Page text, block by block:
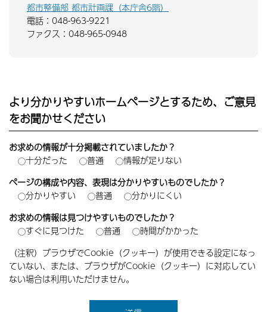
都市整備部 都市計画課（本庁舎6階）
電話：048-963-9221
ファクス：048-965-0948
より分かりやすいホームページとするため、ご意見
をお聞かせください
お求めの情報が十分掲載されていましたか？
十分だった
普通
情報が足りない
ページの構成や内容、表現は分かりやすいものでしたか？
分かりやすい
普通
分かりにくい
お求めの情報は見つけやすいものでしたか？
すぐに見つけた
普通
時間がかかった
（注釈）ブラウザでCookie（クッキー）が使用できる設定になっ
ていない、または、ブラウザがCookie（クッキー）に対応してい
ない場合は利用いただけません。